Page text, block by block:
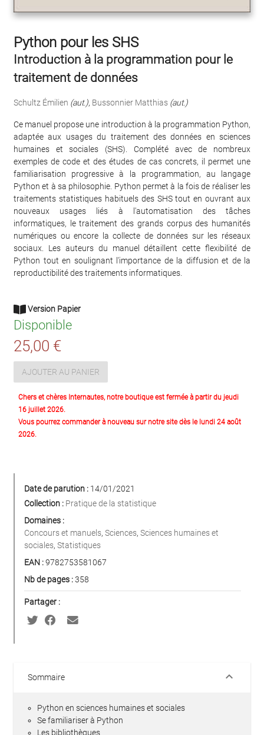
Python pour les SHS
Introduction à la programmation pour le
traitement de données
Schultz Émilien (aut.), Bussonnier Matthias (aut.)
Ce manuel propose une introduction à la programmation Python,
adaptée aux usages du traitement des données en sciences
humaines et sociales (SHS). Complété avec de nombreux
exemples de code et des études de cas concrets, il permet une
familiarisation progressive à la programmation, au langage
Python et à sa philosophie. Python permet à la fois de réaliser les
traitements statistiques habituels des SHS tout en ouvrant aux
nouveaux usages liés à l'automatisation des tâches
informatiques, le traitement des grands corpus des humanités
numériques ou encore la collecte de données sur les réseaux
sociaux. Les auteurs du manuel détaillent cette flexibilité de
Python tout en soulignant l'importance de la diffusion et de la
reproductibilité des traitements informatiques.
Version Papier
Disponible
25,00 €
AJOUTER AU PANIER
Chers et chères Internautes, notre boutique est fermée à partir du jeudi
16 juillet 2026.
Vous pourrez commander à nouveau sur notre site dès le lundi 24 août
2026.
Date de parution : 14/01/2021
Collection : Pratique de la statistique
Domaines :
Concours et manuels, Sciences, Sciences humaines et
sociales, Statistiques
EAN :9782753581067
Nb de pages :358
Partager :
Sommaire keyboard_arrow_down
Python en sciences humaines et sociales
Se familiariser à Python
Les bibliothèques